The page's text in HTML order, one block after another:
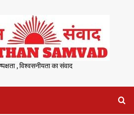
, विश्वसनीयता का संवाद